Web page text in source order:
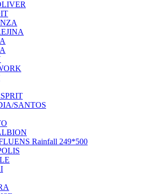
SANTOS
Rainfall 249*500